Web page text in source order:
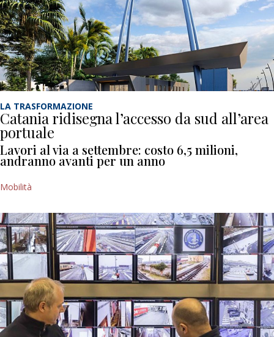
LA TRASFORMAZIONE
Catania ridisegna l’accesso da sud all’area
portuale
Lavori al via a settembre: costo 6,5 milioni,
andranno avanti per un anno
Mobilità